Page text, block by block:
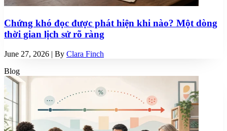
Chứng khó đọc được phát hiện khi nào? Một dòng
thời gian lịch sử rõ ràng
June 27, 2026 | By Clara Finch
Blog